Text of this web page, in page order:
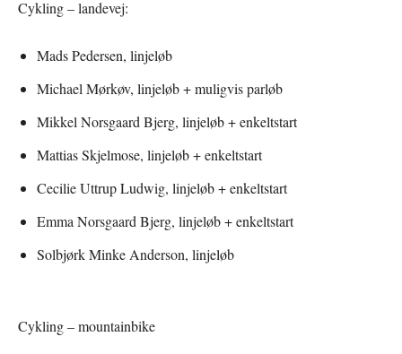
Cykling – landevej:
Mads Pedersen, linjeløb
Michael Mørkøv, linjeløb + muligvis parløb
Mikkel Norsgaard Bjerg, linjeløb + enkeltstart
Mattias Skjelmose, linjeløb + enkeltstart
Cecilie Uttrup Ludwig, linjeløb + enkeltstart
Emma Norsgaard Bjerg, linjeløb + enkeltstart
Solbjørk Minke Anderson, linjeløb
Cykling – mountainbike